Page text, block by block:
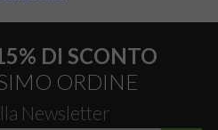
DI SCONTO
ORDINE
Newsletter